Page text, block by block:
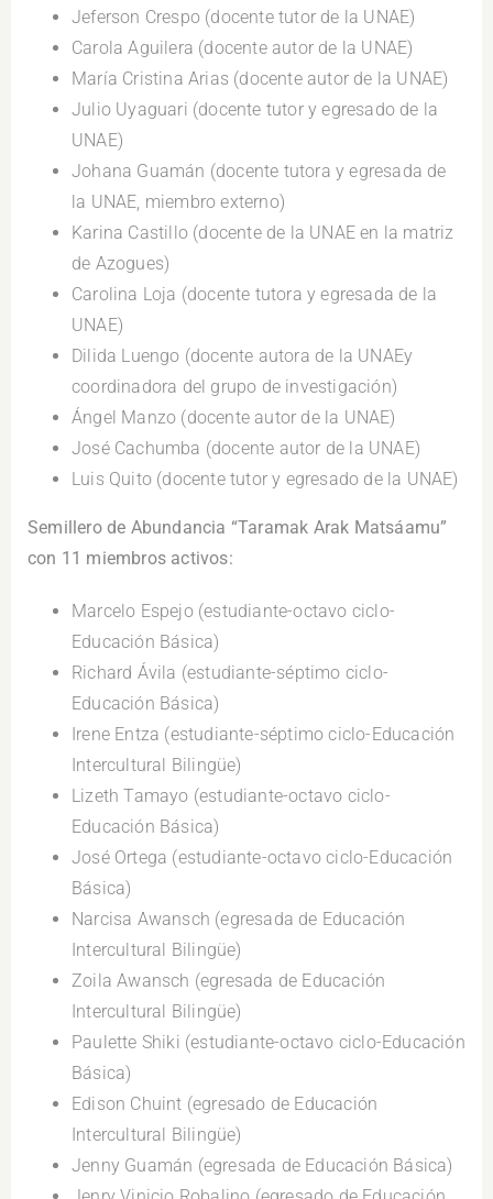
Jeferson Crespo (docente tutor de la UNAE)
Carola Aguilera (docente autor de la UNAE)
María Cristina Arias (docente autor de la UNAE)
Julio Uyaguari (docente tutor y egresado de la
UNAE)
Johana Guamán (docente tutora y egresada de
la UNAE, miembro externo)
Karina Castillo (docente de la UNAE en la matriz
de Azogues)
Carolina Loja (docente tutora y egresada de la
UNAE)
Dilida Luengo (docente autora de la UNAEy
coordinadora del grupo de investigación)
Ángel Manzo (docente autor de la UNAE)
José Cachumba (docente autor de la UNAE)
Luis Quito (docente tutor y egresado de la UNAE)
Semillero de Abundancia “Taramak Arak Matsáamu”
con 11 miembros activos:
Marcelo Espejo (estudiante-octavo ciclo-
Educación Básica)
Richard Ávila (estudiante-séptimo ciclo-
Educación Básica)
Irene Entza (estudiante-séptimo ciclo-Educación
Intercultural Bilingüe)
Lizeth Tamayo (estudiante-octavo ciclo-
Educación Básica)
José Ortega (estudiante-octavo ciclo-Educación
Básica)
Narcisa Awansch (egresada de Educación
Intercultural Bilingüe)
Zoila Awansch (egresada de Educación
Intercultural Bilingüe)
Paulette Shiki (estudiante-octavo ciclo-Educación
Básica)
Edison Chuint (egresado de Educación
Intercultural Bilingüe)
Jenny Guamán (egresada de Educación Básica)